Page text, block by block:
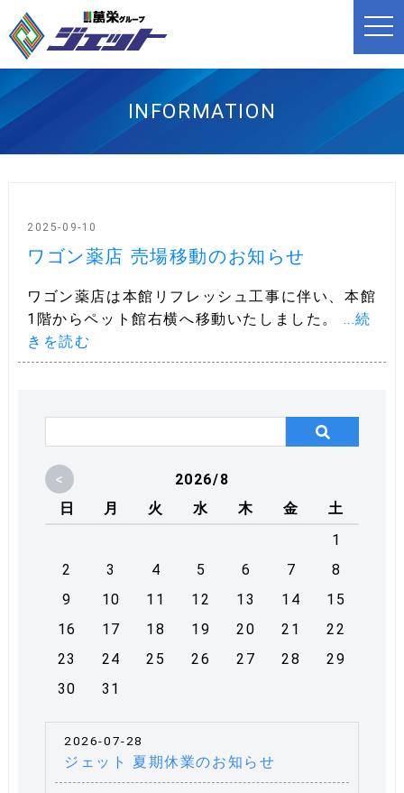
t
o
n
g
INFORMATION
2025-09-10
ワゴン薬店 売場移動のお知らせ
ワゴン薬店は本館リフレッシュ工事に伴い、本館
1階からペット館右横へ移動いたしました。 ...続
きを読む
<
2026/8
日
月 火 水 木 金
土
1
2
3 4 5 6 7
8
9
10 11 12 13 14
15
16
17 18 19 20 21
22
23
24 25 26 27 28
29
30
31
2026-07-28
ジェット 夏期休業のお知らせ